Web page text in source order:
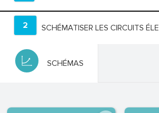
0PTS
2 SCHÉMATISER LES CIRCUITS
SCHÉMAS